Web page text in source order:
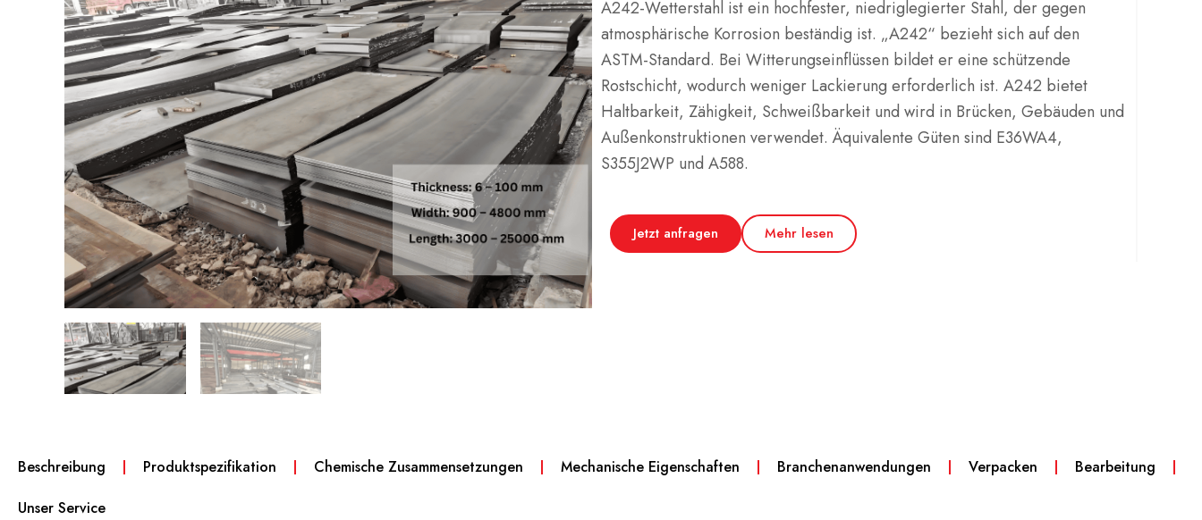
A242-Wetterstahl ist ein hochfester, niedriglegierter Stahl, der gegen
atmosphärische Korrosion beständig ist. „A242“ bezieht sich auf den
ASTM-Standard. Bei Witterungseinflüssen bildet er eine schützende
Rostschicht, wodurch weniger Lackierung erforderlich ist. A242 bietet
Haltbarkeit, Zähigkeit, Schweißbarkeit und wird in Brücken, Gebäuden und
Außenkonstruktionen verwendet. Äquivalente Güten sind E36WA4,
S355J2WP und A588.
Jetzt anfragen Mehr lesen
Beschreibung Produktspezifikation Chemische Zusammensetzungen Mechanische Eigenschaften Branchenanwendungen Verpacken
Bearbeitung
Unser Service